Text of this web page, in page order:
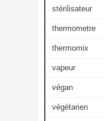
stérilisateur
thermometre
thermomix
vapeur
végan
végétarien